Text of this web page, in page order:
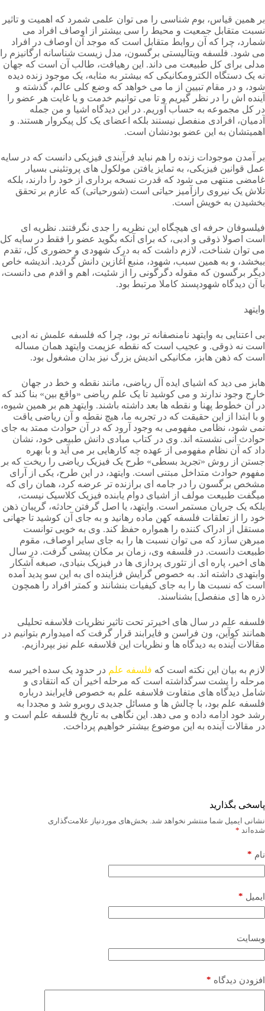
بر همین قیاس، بوم شناسی را می توان علمی شمرد که اهمیت و تاثیر
نسبت متقابل جمعیت و محیط را سی بیشتر از اوصاف افراد می
شمارد، چرا که آن روابط متقابل است که موجد آن اوصاف در افراد
می شود. فلسفه ویتالیستی برگسون، مدل زیست شناسانه ارگانیزم را
مدلی برای کل طبیعت می داند. این رهیافت، طالب آن است که جهان
نه یک دستگاه الکترومکانیکی که بیشتر به مثابه، یک موجود زنده دیده
شود، و در مقام تبیین از ما می خواهد که وضع کلی عالم، گذشته و
آینده اش را در نظر گیریم و تا می توانیم خدمت و یا غایت هر عضو را
در کل مجموعه به حساب آوریم. در این دیدگاه اشیا و من جمله
آدمیان، افرادی منفصل نیستند بلکه اعضای یک کل پیکروار هستند. و
اهمیتشان به این عضو بودنشان است.
بر آمدن موجودات زنده را هم نباید فرآیندی فیزیکی دانست که در سایه
عمل قوانین فیزیکی، به تمایز یافتن مولکول های پروتئینی بسیار
غامضی منتهی می شود که قدرت نسخه برداری از خود را دارند، بلکه
تلاش یک نیروی رازآمیز حیاتی است (شورحیاتی) که عازم بر تحقق
بخشیدن به خویش است.
فیلسوفان حرفه ای هیچگاه این نظریه را جدی نگرفتند. نظریه ای
است اصولا ذوقی و ادبی، که برای آنکه بگوید عضو را فقط در سایه کل
می توان شناخت، لازم داشت که به درک شهودی و حضوری کل، تقدم
ببخشد، و به همین سبب، شهود، منبع آغازین دانش گردید. اندیشه خاص
دیگر برگسون که مقوله دگرگونی را از شئیت، اهم و اقدم می دانست،
با آن دیدگاه شهودپسند کاملا مرتبط بود.
وایتهد
بی اعتنایی به وایتهد نامنصفانه تر بود، چرا که فلسفه علمش نه ادبی
است نه ذوقی. و عجیب است که نقطه عزیمت وایتهد همان مساله
است که ذهن هابز، مکانیکی اندیش بزرگ نیز بدان مشغول بود.
هابز می دید که اشیای ایده آل ریاضی، مانند نقطه و خط در جهان
خارج وجود ندارند و می کوشید تا یک علم ریاضی «واقع بین» بنا کند که
در آن خطوط پهنا و نقطه ها بعد داشته باشند. وایتهد هم بر همین شیوه،
و با ابتدا از این حقیقت که در تجربه ما، هیچ نقطه و آن ریاضی یاقت
نمی شود، نظامی مفهومی به وجود آرود که در آن حوادث ممتد به جای
حوادث آنی نشسته اند. وی در کتاب مبادی دانش طبیعی خود، نشان
داد که آن نظام مفهومی از عهده چه کارهایی بر می آید و با بهره
جستن از روش «تجرید بسطی» طرح یک فیزیک ریاضی را ریخت که بر
مفهوم حوادث متداخل مبتنی است. وایتهد، در این طرح، یکی از آرای
مشخص برگسون را در جامه ای برازنده تر عرضه کرد، همان رای که
میگفت طبیعت مولف از اشیای دوام یابنده فیزیک کلاسیک نیست،
بلکه یک جریان مستمر است. وایتهد، یا اصل گرفتن حادثه، گریبان ذهن
خود را از تعلقات فلسفه کهن ماده رهانید و به جای آن کوشید تا جهانی
مستقل از ادراک کننده را همواره حفظ کند. وی به خوبی توانست
مبرهن سازد که می توان نسبت ها را به جای سایر اوصاف، مقوم
طبیعت دانست. در فلسفه وی، زمان بر مکان پیشی گرفت. در سال
های اخیر، پاره ای از تئوری پردازی ها در فیزیک بنیادی، صبغه آشکار
وابتهدی داشته اند. به خصوص گرایش فزاینده ای به این سو پدید آمده
است که نسبت ها را به جای کیفیات بنشانند و کمتر افراد را همچون
ذره ها [ی منفصل] بشناسند.
فلسفه علم در سال های اخیرتر تحت تاثیر نظریات فلاسفه تحلیلی
همانند کوآین، ون فراسن و فایرابند قرار گرفت که امیدوارم بتوانیم در
مقالات آینده به دیدگاه ها و نظریات این فلاسفه علم نیز بپردازیم.
لازم به بیان این نکته است که فلسفه علم در حدود یک سده اخیر سه
مرحله را پشت سرگذاشته است که مرحله اخیر آن که انتقادی و
شامل دیدگاه های متفاوت فلاسفه علم به خصوص فایرابند درباره
فلسفه علم بود، با چالش ها و مسائل جدیدی روبرو شد و مجددا به
رشد خود ادامه داده و می دهد. این نگاهی به تاریخ فلسفه علم است و
در مقالات آینده به این موضوع بیشتر خواهیم پرداخت.
پاسخی بگذارید
نشانی ایمیل شما منتشر نخواهد شد. بخش‌های موردنیاز علامت‌گذاری
شده‌اند *
نام *
ایمیل *
وبسایت
افزودن دیدگاه *